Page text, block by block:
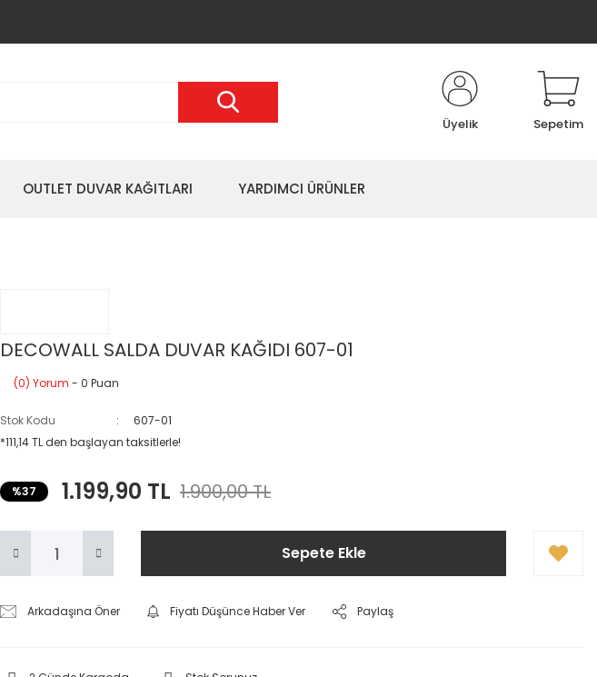
Üyelik Sepetim
OUTLET DUVAR KAĞITLARI YARDIMCI ÜRÜNLER
DECOWALL SALDA DUVAR KAĞIDI 607-01
(0) Yorum - 0 Puan
Stok Kodu
607-01
*111,14 TL den başlayan taksitlerle!
%37 1.199,90 TL 1.900,00 TL
Sepete Ekle
Arkadaşına Öner Fiyatı Düşünce Haber Ver Paylaş